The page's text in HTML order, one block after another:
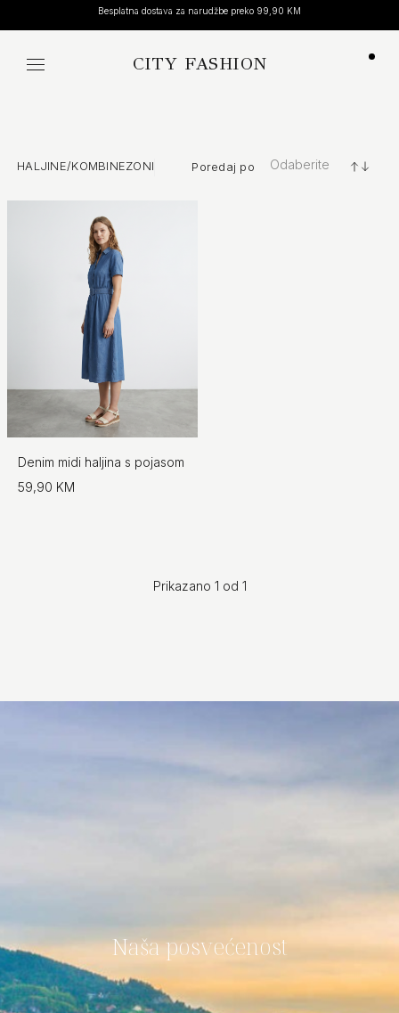
Otkrijte našu novu kolekciju
CITY FASHION
HALJINE/KOMBINEZONI Poredaj po Odaberite
+/-
Denim midi haljina s pojasom
59,90 KM
Prikazano 1 od 1
Naša posvećenost